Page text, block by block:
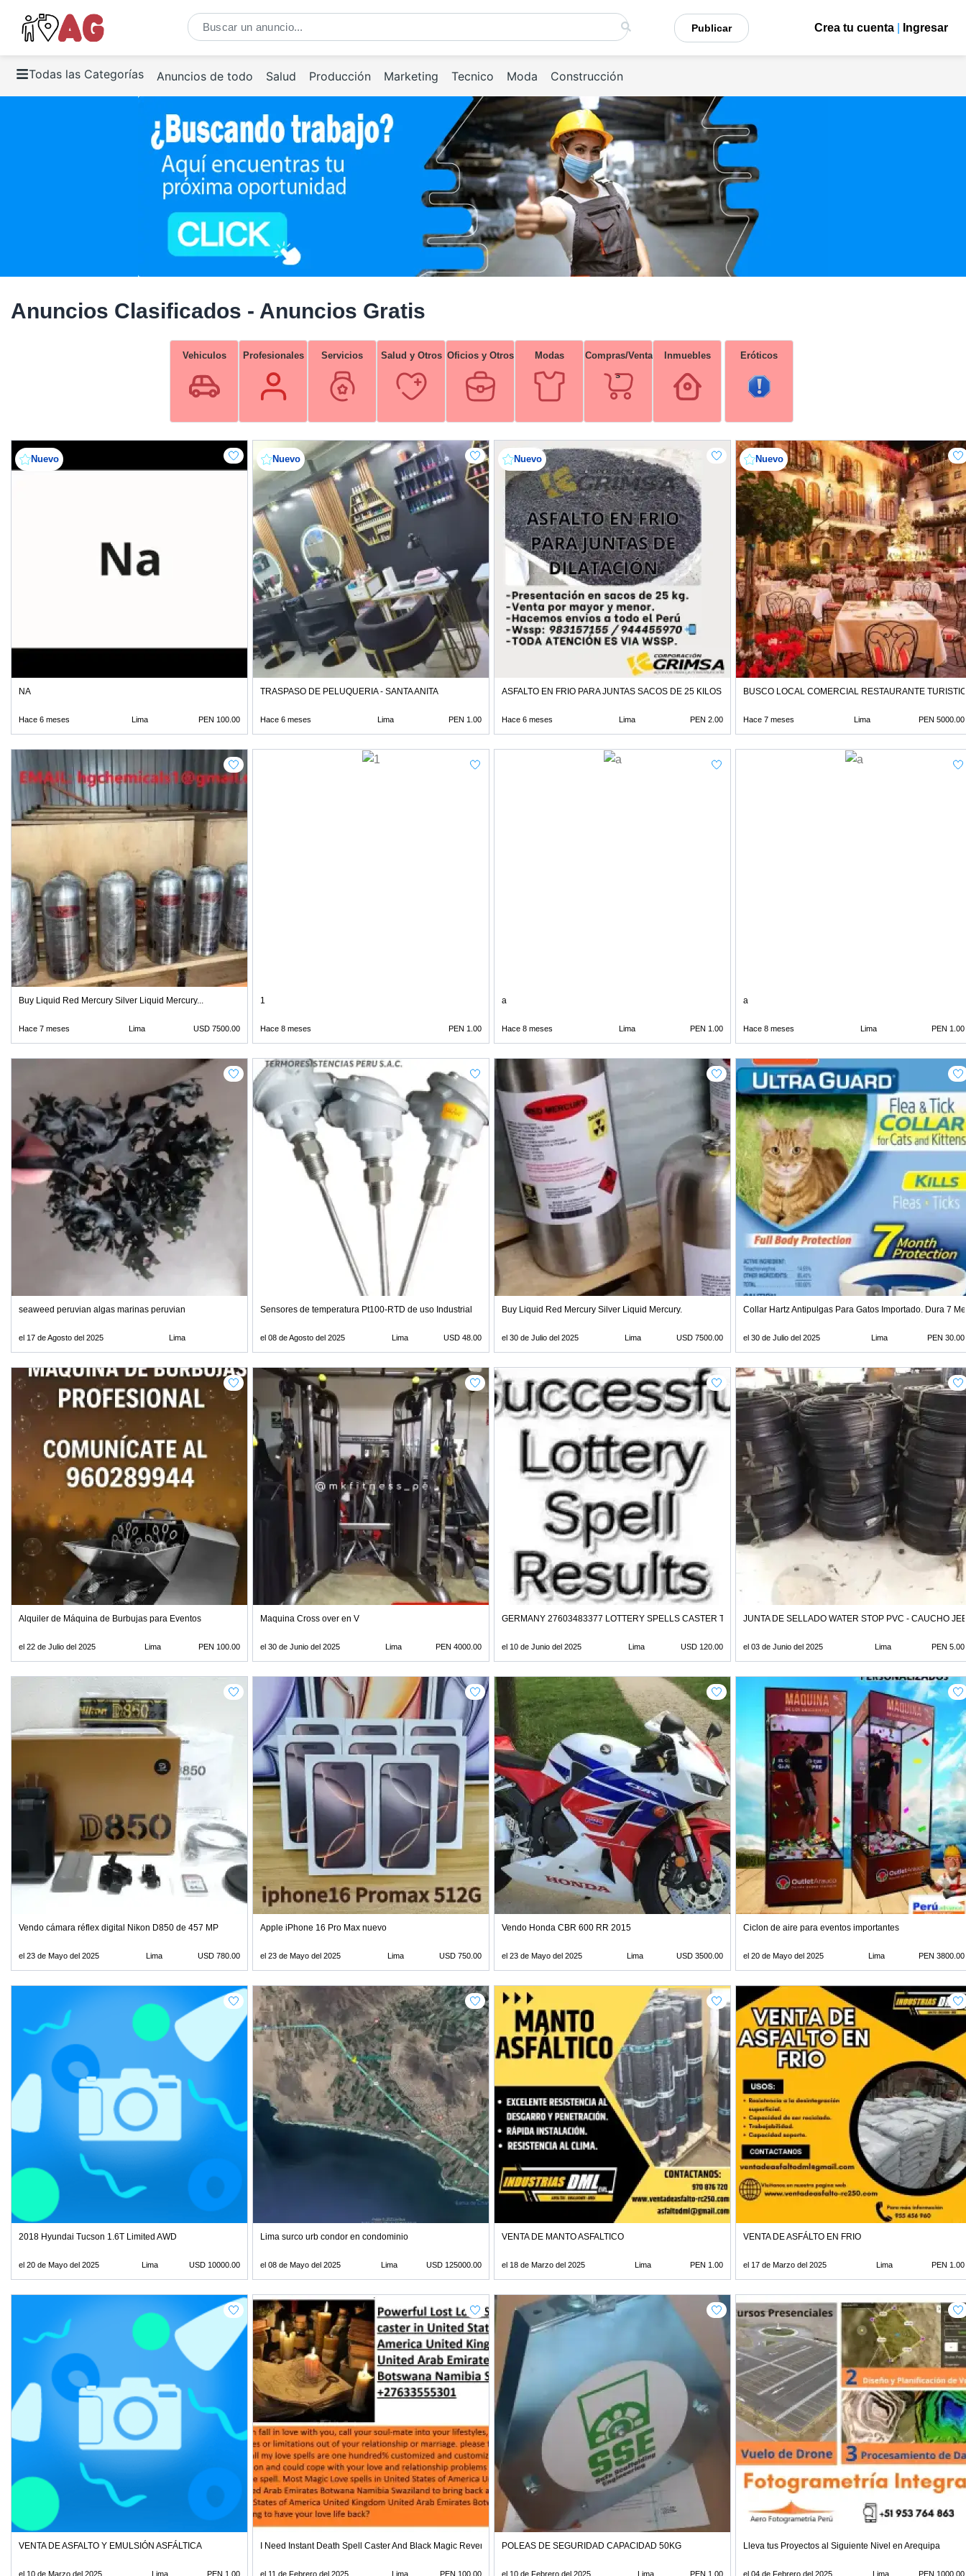
Publicar Crea tu cuenta| Ingresar
Todas las Categorías Anuncios de todo Salud Producción Marketing Tecnico Moda Construcción
Anuncios Clasificados - Anuncios Gratis
Vehiculos Profesionales Servicios Salud y Otros Oficios y Otros Modas
Compras/Venta
s
Inmuebles Eróticos
Nuevo
NA
Hace 6 meses Lima PEN 100.00
Nuevo
TRASPASO DE PELUQUERIA - SANTA ANITA
Hace 6 meses Lima PEN 1.00
Nuevo
ASFALTO EN FRIO PARA JUNTAS SACOS DE 25 KILOS
Hace 6 meses Lima PEN 2.00
Nuevo
BUSCO LOCAL COMERCIAL RESTAURANTE
Hace 7 meses Lima PEN 5000.00
Buy Liquid Red Mercury Silver Liquid Mercury...
Hace 7 meses Lima USD 7500.00
1
Hace 8 meses PEN 1.00
a
Hace 8 meses Lima PEN 1.00
a
Hace 8 meses Lima PEN 1.00
seaweed peruvian algas marinas peruvian
el 17 de Agosto del 2025 Lima
Sensores de temperatura Pt100-RTD de uso Industrial
el 08 de Agosto del 2025 Lima USD 48.00
Buy Liquid Red Mercury Silver Liquid Mercury.
el 30 de Julio del 2025 Lima USD 7500.00
Collar Hartz Antipulgas Para Gatos Importado. Dura 7
el 30 de Julio del 2025 Lima PEN 30.00
Alquiler de Máquina de Burbujas para Eventos
el 22 de Julio del 2025 Lima PEN 100.00
Maquina Cross over en V
el 30 de Junio del 2025 Lima PEN 4000.00
GERMANY 27603483377 LOTTERY SPELLS CASTER TO WIN MILLIONS OF MONEY
el 10 de Junio del 2025 Lima USD 120.00
JUNTA DE SELLADO WATER STOP PVC - CAUCHO
el 03 de Junio del 2025 Lima PEN 5.00
Vendo cámara réflex digital Nikon D850 de 457 MP
el 23 de Mayo del 2025 Lima USD 780.00
Apple iPhone 16 Pro Max nuevo
el 23 de Mayo del 2025 Lima USD 750.00
Vendo Honda CBR 600 RR 2015
el 23 de Mayo del 2025 Lima USD 3500.00
Ciclon de aire para eventos importantes
el 20 de Mayo del 2025 Lima PEN 3800.00
2018 Hyundai Tucson 1.6T Limited AWD
el 20 de Mayo del 2025 Lima USD 10000.00
Lima surco urb condor en condominio
el 08 de Mayo del 2025 Lima USD 125000.00
VENTA DE MANTO ASFALTICO
el 18 de Marzo del 2025 Lima PEN 1.00
VENTA DE ASFÁLTO EN FRIO
el 17 de Marzo del 2025 Lima PEN 1.00
VENTA DE ASFALTO Y EMULSIÓN ASFÁLTICA
el 10 de Marzo del 2025 Lima PEN 1.00
I Need Instant Death Spell Caster And Black Magic Revenge Death Spell Caster 27633555301
el 11 de Febrero del 2025 Lima PEN 100.00
POLEAS DE SEGURIDAD CAPACIDAD 50KG
el 10 de Febrero del 2025 Lima PEN 1.00
Lleva tus Proyectos al Siguiente Nivel en Arequipa
el 04 de Febrero del 2025 Lima PEN 1000.00